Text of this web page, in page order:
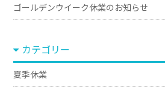
ゴールデンウイーク休業のお知らせ
カテゴリー
夏季休業